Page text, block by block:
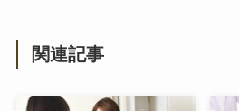
関連記事